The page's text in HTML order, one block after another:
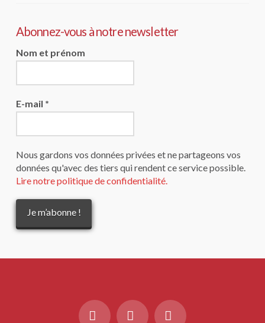
Abonnez-vous à notre newsletter
Nom et prénom
E-mail *
Nous gardons vos données privées et ne partageons vos
données qu'avec des tiers qui rendent ce service possible.
Lire notre politique de confidentialité.